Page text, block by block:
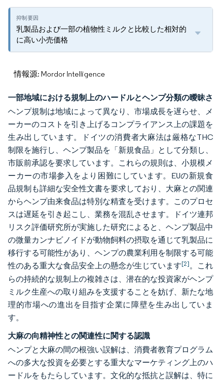
乳製品および一部の植物性ミルクと比較した相対的
に高い小売価格
情報源: Mordor Intelligence
一部地域における規制上のハードルとヘンプ分類の曖昧さ
ヘンプ規制は地域によって異なり、市場成長を遅らせ、メ
ーカーのコストを引き上げるコンプライアンス上の課題を
生み出しています。ドイツの消費者大麻法は厳格なTHC
制限を施行し、ヘンプ製品を「新規食品」として分類し、
市販前承認を要求しています。これらの規則は、小規模メ
ーカーの市場参入をより困難にしています。EUの新規食
品規制も詳細な安全性文書を要求しており、大麻との関連
からヘンプ由来食品は特別な精査を受けます。このプロセ
スは遅延を引き起こし、業務を混乱させます。ドイツ連邦
リスク評価研究所が実施した研究によると、ヘンプ製品中
の微量カンナビノイドが動物飼料の摂取を通じて乳製品に
移行する可能性があり、ヘンプの農業利用を制限する可能
性のある重大な食品安全上の懸念が生じています[2]。これ
らの持続的な規制上の複雑さは、潜在的な投資家がヘンプ
ミルク生産への取り組みを支援することを妨げ、新たな地
理的市場への進出を目指す企業に障壁を生み出していま
す。
大麻の向精神性との関連性に関する認識
ヘンプと大麻の間の根強い誤解は、消費者教育プログラム
への多大な投資を必要とする重大なマーケティング上のハ
ードルをもたらしています。文化的な抵抗と誤解は、特に